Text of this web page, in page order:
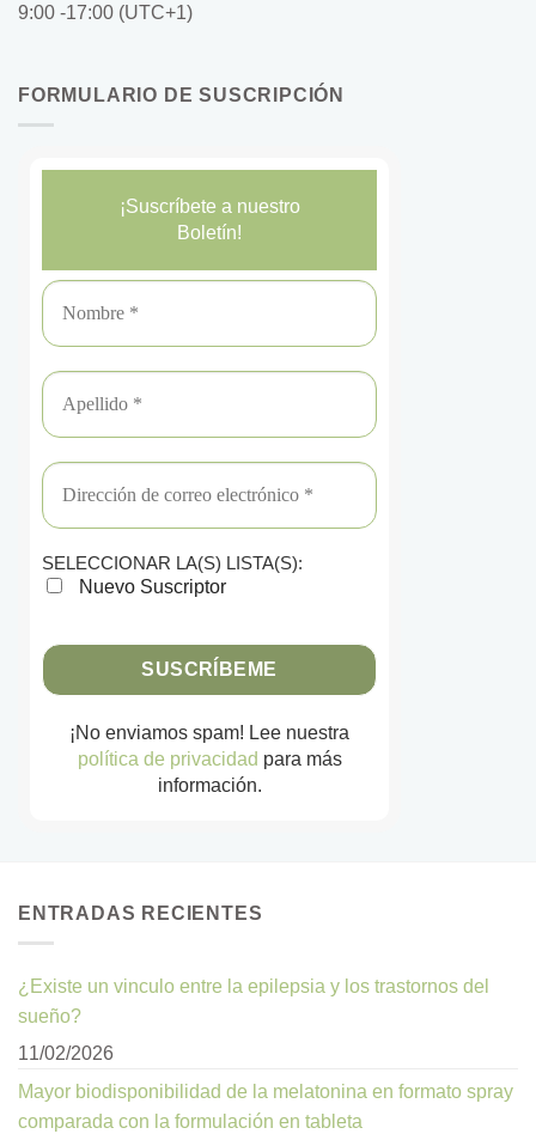
9:00 -17:00 (UTC+1)
FORMULARIO DE SUSCRIPCIÓN
¡Suscríbete a nuestro
Boletín!
SELECCIONAR LA(S) LISTA(S):
Nuevo Suscriptor
¡No enviamos spam! Lee nuestra
política de privacidad para más
información.
ENTRADAS RECIENTES
¿Existe un vinculo entre la epilepsia y los trastornos del
sueño?
11/02/2026
Mayor biodisponibilidad de la melatonina en formato spray
comparada con la formulación en tableta